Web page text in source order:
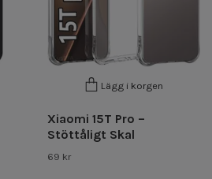
Lägg i korgen
Xiaomi 15T Pro –
Stöttåligt Skal
69 kr